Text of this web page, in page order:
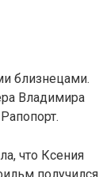
близнецами.
Владимира
что Ксения